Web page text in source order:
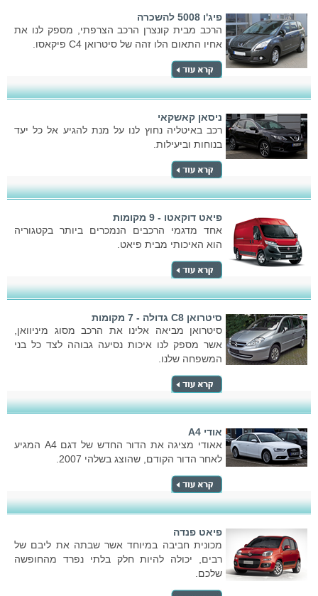
פיג'ו 5008 להשכרה
הרכב מבית קונצרן הרכב הצרפתי, מספק לנו את
אחיו התאום הלו זהה של סיטרואן C4 פיקאסו.
ניסאן קאשקאי
רכב באיטליה נחוץ לנו על מנת להגיע אל כל יעד
בנוחות וביעילות.
פיאט דוקאטו - 9 מקומות
אחד מדגמי הרכבים הנמכרים ביותר בקטגוריה
הוא האיכותי מבית פיאט.
סיטרואן C8 גדולה - 7 מקומות
סיטרואן מביאה אלינו את הרכב מסוג מיניוואן,
אשר מספק לנו איכות נסיעה גבוהה לצד כל בני
המשפחה שלנו.
אודי A4
אאודי מציגה את הדור החדש של דגם A4 המגיע
לאחר הדור הקודם, שהוצג בשלהי 2007.
פיאט פנדה
מכונית חביבה במיוחד אשר שבתה את ליבם של
רבים, יכולה להיות חלק בלתי נפרד מהחופשה
שלכם.